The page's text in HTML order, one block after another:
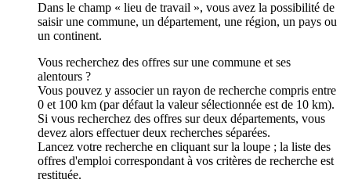
Dans le champ « lieu de travail », vous avez la possibilité de
saisir une commune, un département, une région, un pays ou
un continent.
Vous recherchez des offres sur une commune et ses
alentours ?
Vous pouvez y associer un rayon de recherche compris entre
0 et 100 km (par défaut la valeur sélectionnée est de 10 km).
Si vous recherchez des offres sur deux départements, vous
devez alors effectuer deux recherches séparées.
Lancez votre recherche en cliquant sur la loupe ; la liste des
offres d'emploi correspondant à vos critères de recherche est
restituée.